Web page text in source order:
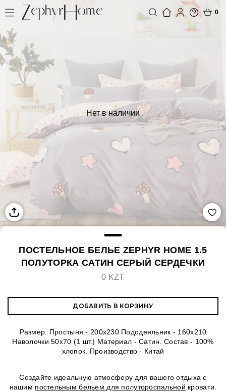
0
Нет в наличии
ПОСТЕЛЬНОЕ БЕЛЬЕ ZEPHYR HOME 1.5
ПОЛУТОРКА САТИН СЕРЫЙ СЕРДЕЧКИ
0 KZT
ДОБАВИТЬ В КОРЗИНУ
Размер: Простыня - 200x230 Пододеяльник - 160х210
Наволочки 50х70 (1 шт.) Материал - Сатин. Состав - 100%
хлопок. Производство - Китай
Создайте идеальную атмосферу для вашего отдыха с
нашим постельным бельем для полутороспальной кровати.